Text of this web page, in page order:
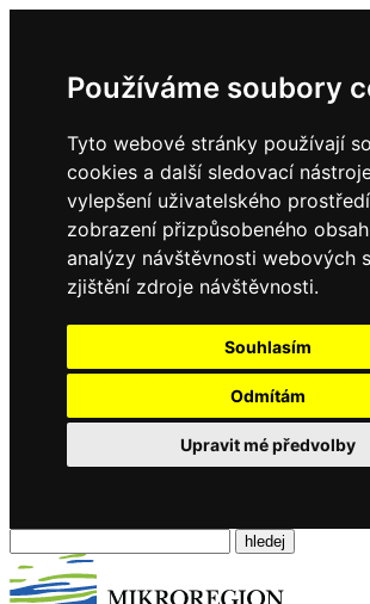
Používáme soubory
Tyto webové stránky používají
cookies a další sledovací
vylepšení uživatelského
zobrazení přizpůsobeného
analýzy návštěvnosti webových
zjištění zdroje návštěvnosti.
Souhlasím
Odmítám
Upravit mé předvolby